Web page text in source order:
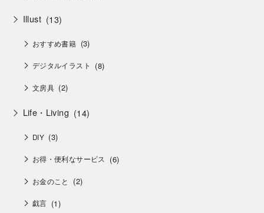
Illust (13)
おすすめ書籍 (3)
デジタルイラスト (8)
文房具 (2)
Life・Living (14)
DIY (3)
お得・便利なサービス (6)
お金のこと (2)
戯言 (1)